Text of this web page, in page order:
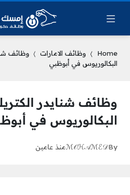
Home وظائف الامارات
وظائف
البكالوريوس في أبوظبي
وظائف شنايدر
البكالوريوس في
By
ℳ𝒪ℋ𝒜ℳℰ𝒟منذ عامين